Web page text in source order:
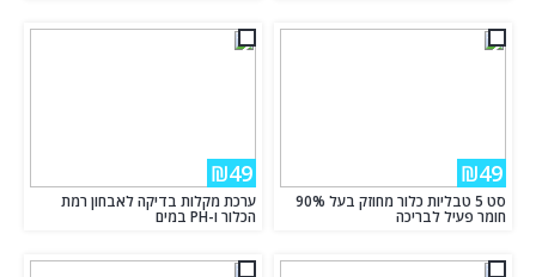
₪49
סט 5 טבליות כלור מחוזק בעל 90%
חומר פעיל לבריכה
₪49
ערכת מקלות בדיקה לאבחון רמת
הכלור ו-PH במים